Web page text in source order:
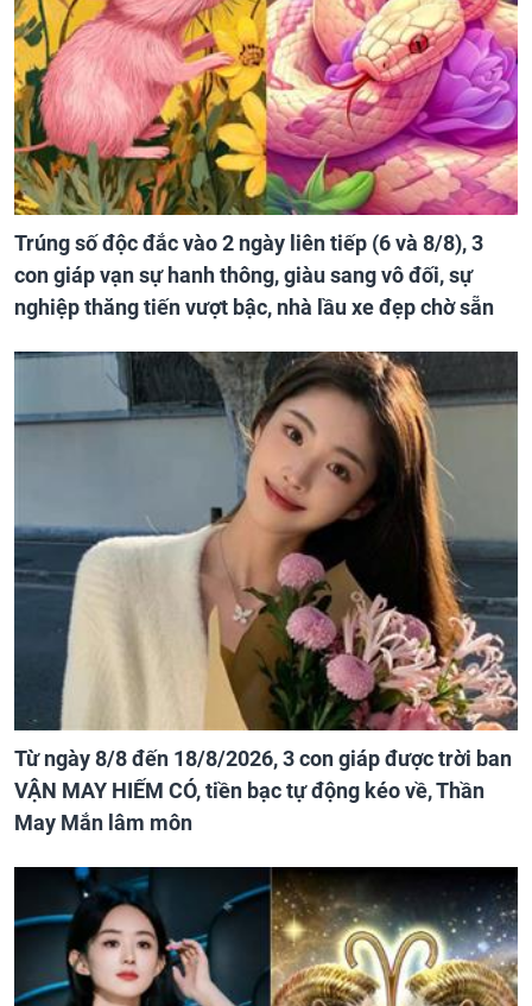
Trúng số độc đắc vào 2 ngày liên tiếp (6 và 8/8), 3
con giáp vạn sự hanh thông, giàu sang vô đối, sự
nghiệp thăng tiến vượt bậc, nhà lầu xe đẹp chờ sẵn
Từ ngày 8/8 đến 18/8/2026, 3 con giáp được trời ban
VẬN MAY HIẾM CÓ, tiền bạc tự động kéo về, Thần
May Mắn lâm môn